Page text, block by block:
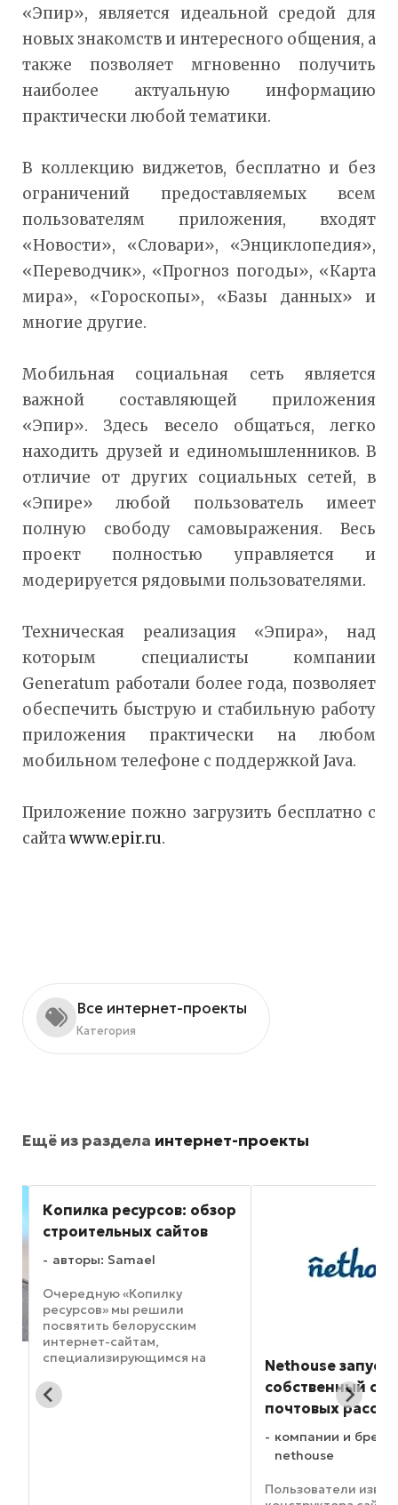
«Эпир», является идеальной средой для
новых знакомств и интересного общения, а
также позволяет мгновенно получить
наиболее актуальную информацию
практически любой тематики.
В коллекцию виджетов, бесплатно и без
ограничений предоставляемых всем
пользователям приложения, входят
«Новости», «Словари», «Энциклопедия»,
«Переводчик», «Прогноз погоды», «Карта
мира», «Гороскопы», «Базы данных» и
многие другие.
Мобильная социальная сеть является
важной составляющей приложения
«Эпир». Здесь весело общаться, легко
находить друзей и единомышленников. В
отличие от других социальных сетей, в
«Эпире» любой пользователь имеет
полную свободу самовыражения. Весь
проект полностью управляется и
модерируется рядовыми пользователями.
Техническая реализация «Эпира», над
которым специалисты компании
Generatum работали более года, позволяет
обеспечить быструю и стабильную работу
приложения практически на любом
мобильном телефоне с поддержкой Java.
Приложение пожно загрузить бесплатно с
сайтаwww.epir.ru.
Все интернет-проекты
Категория
Ещё из раздела интернет-проекты
обзор
сайтов
решили
на
специальной
выяснилось, в
Nethouse запустил
собственный сервис
почтовых рассылок
компании и бренды:
Пользователи известного